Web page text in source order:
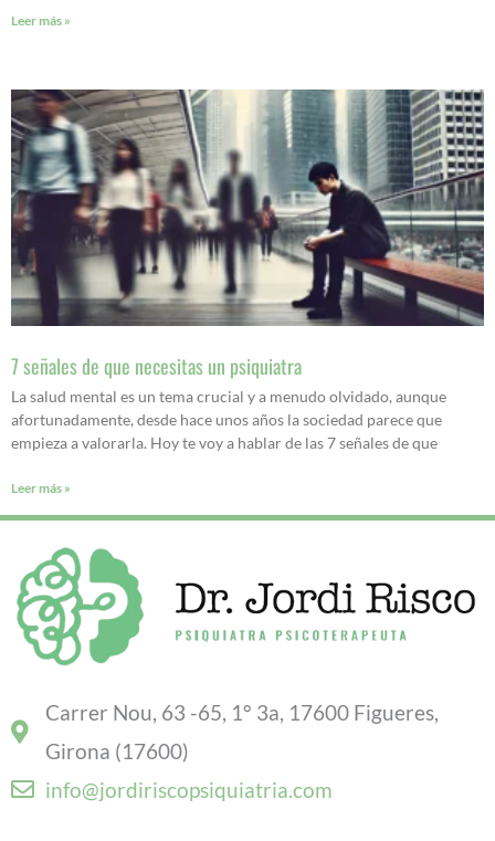
Leer más »
7 señales de que necesitas un psiquiatra
La salud mental es un tema crucial y a menudo olvidado, aunque
afortunadamente, desde hace unos años la sociedad parece que
empieza a valorarla. Hoy te voy a hablar de las 7 señales de que
Leer más »
Carrer Nou, 63 -65, 1° 3a, 17600 Figueres,
Girona (17600)
info@jordiriscopsiquiatria.com